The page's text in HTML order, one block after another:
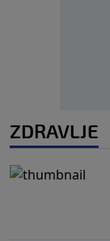
ZDRAVLJE